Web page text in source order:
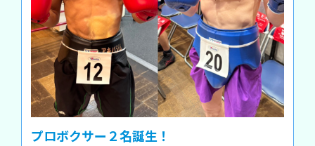
プロボクサー２名誕生！